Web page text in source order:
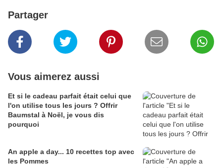
Partager
Vous aimerez aussi
Et si le cadeau parfait était celui que
l'on utilise tous les jours ? Offrir
Baumstal à Noël, je vous dis
pourquoi
An apple a day... 10 recettes top avec
les Pommes